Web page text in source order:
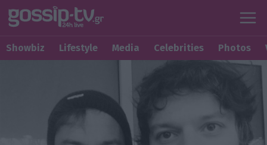
Showbiz Lifestyle Media Celebrities Photos